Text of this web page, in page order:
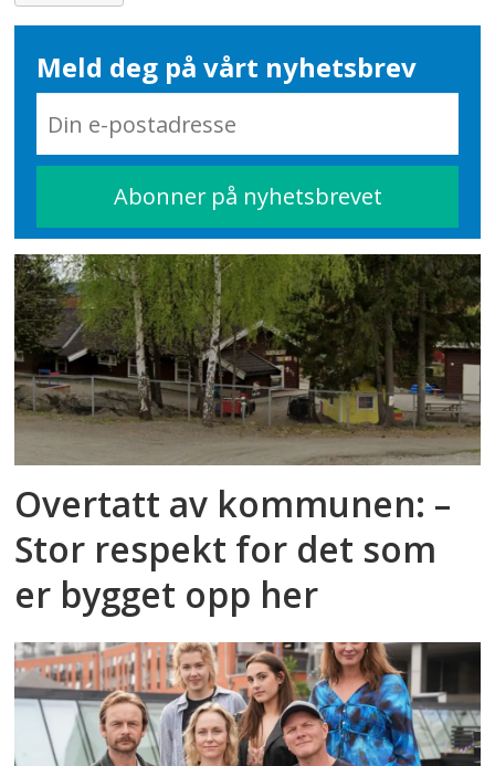
Meld deg på vårt nyhetsbrev
Overtatt av kommunen: –
Stor respekt for det som
er bygget opp her